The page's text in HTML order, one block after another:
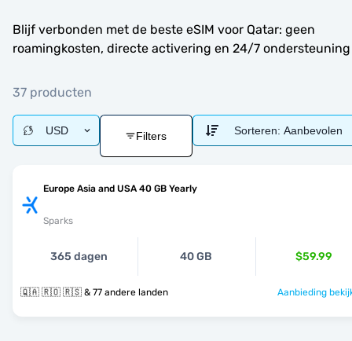
Blijf verbonden met de beste eSIM voor Qatar: geen
roamingkosten, directe activering en 24/7 ondersteuning
37 producten
USD Filters Sorteren: Aanbevolen
Europe Asia and USA 40 GB Yearly
Sparks
365 dagen 40 GB $59.99
🇶🇦 🇷🇴 🇷🇸 & 77 andere landen Aanbieding